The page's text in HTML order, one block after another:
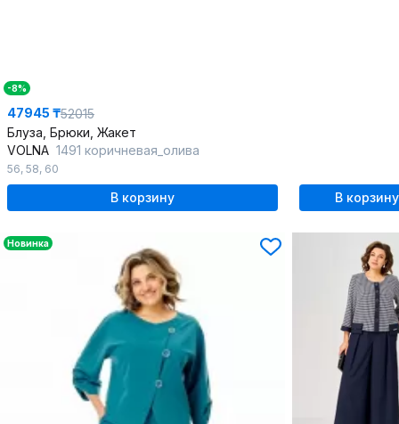
-8%
47945 ₸52015
Блуза, Брюки, Жакет
VOLNA 1491 коричневая_олива
56, 58, 60
В корзину В корзину
Новинка